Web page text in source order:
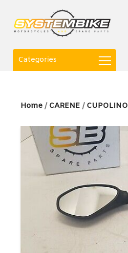
Categories
Home / CARENE / CUPOLINO